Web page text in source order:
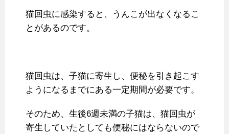
猫回虫に感染すると、うんこが出なくなるこ
とがあるのです。
猫回虫は、子猫に寄生し、便秘を引き起こす
ようになるまでにある一定期間が必要です。
そのため、生後6週未満の子猫は、猫回虫が
寄生していたとしても便秘にはならないので